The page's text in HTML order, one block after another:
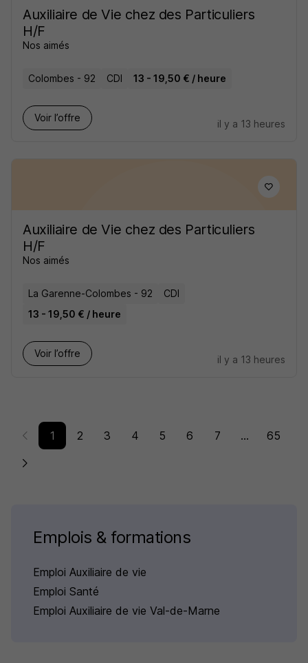
Auxiliaire de Vie chez des Particuliers
H/F
Nos aimés
Colombes - 92 CDI 13 - 19,50 € / heure
Voir l’offre
il y a 13 heures
Auxiliaire de Vie chez des Particuliers
H/F
Nos aimés
La Garenne-Colombes - 92
CDI
13 - 19,50 € / heure
Voir l’offre
il y a 13 heures
1 2 3 4 5 6 7 ... 65
Emplois & formations
Emploi Auxiliaire de vie
Emploi Santé
Emploi Auxiliaire de vie Val-de-Marne